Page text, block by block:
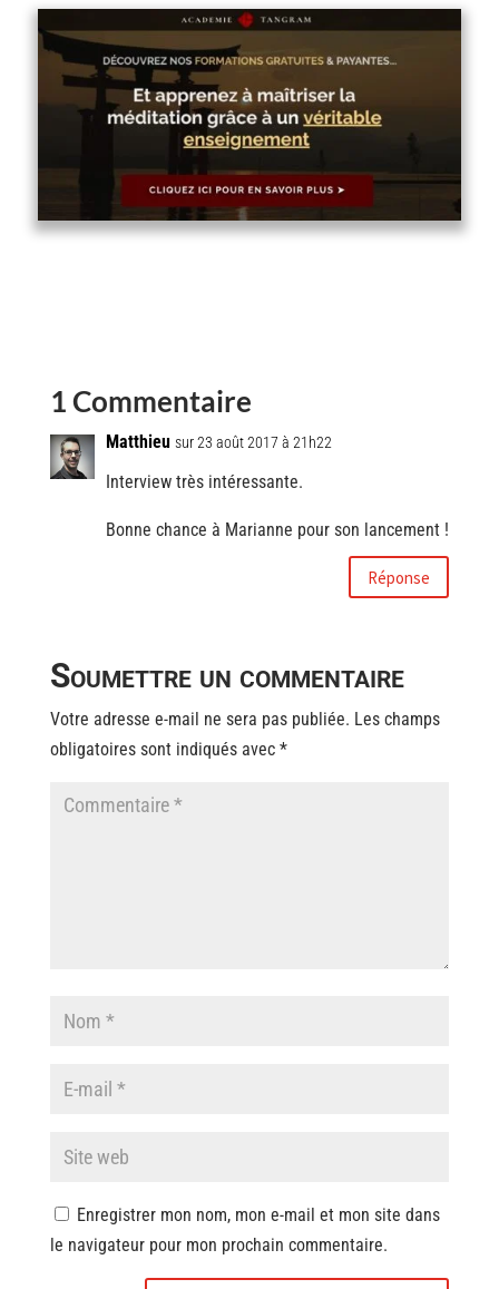
1 Commentaire
Matthieu sur 23 août 2017 à 21h22
Interview très intéressante.
Bonne chance à Marianne pour son lancement !
Réponse
Soumettre un commentaire
Votre adresse e-mail ne sera pas publiée. Les champs
obligatoires sont indiqués avec *
Enregistrer mon nom, mon e-mail et mon site dans
le navigateur pour mon prochain commentaire.